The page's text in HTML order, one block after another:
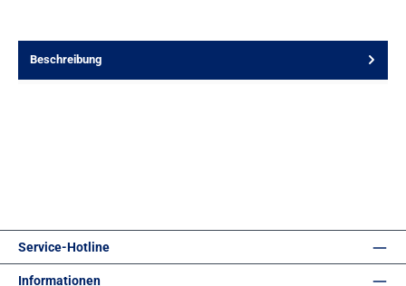
Beschreibung
Service-Hotline
Informationen